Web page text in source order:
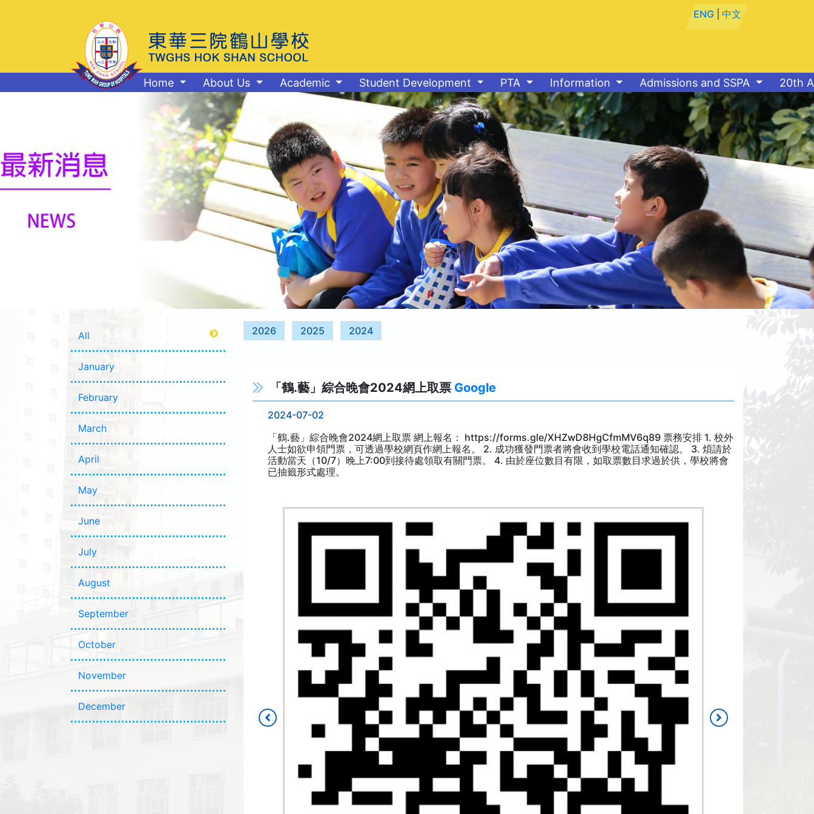
ENG |中文
Home About Us Academic Student Development PTA Information Admissions and SSPA 20th
All
January
February
March
April
May
June
July
August
September
October
November
December
2026 2025 2024
「鶴.藝」綜合晚會2024網上取票 Google
2024-07-02
「鶴.藝」綜合晚會2024網上取票 網上報名： https://forms.gle/XHZwD8HgCfmMV6q89 票務安排 1. 校外
人士如欲申領門票，可透過學校網頁作網上報名。 2. 成功獲發門票者將會收到學校電話通知確認。 3. 煩請於
活動當天（10/7）晚上7:00到接待處領取有關門票。 4. 由於座位數目有限，如取票數目求過於供，學校將會
已抽籤形式處理。